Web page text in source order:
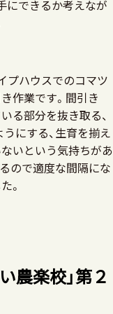
にできるか考えなが
プハウスでのコマツ
作業です。間引き
る部分を抜き取る、
にする、生育を揃え
いという気持ちがあ
ので適度な間隔にな
。
農楽校」第２